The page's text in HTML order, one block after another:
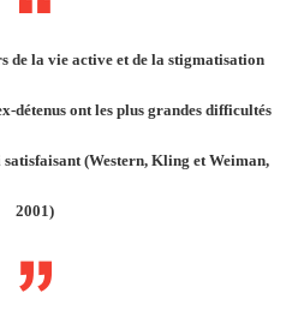
de la vie active et de la stigmatisation
détenus ont les plus grandes difficultés
(Western, Kling et Weiman,
2001)